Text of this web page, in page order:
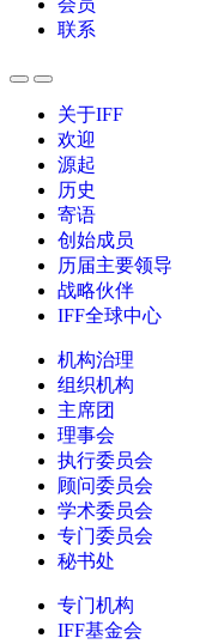
会员
联系
关于IFF
欢迎
源起
历史
寄语
创始成员
历届主要领导
战略伙伴
IFF全球中心
机构治理
组织机构
主席团
理事会
执行委员会
顾问委员会
学术委员会
专门委员会
秘书处
专门机构
IFF基金会